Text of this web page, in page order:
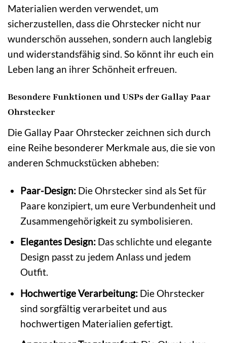
Materialien werden verwendet, um
sicherzustellen, dass die Ohrstecker nicht nur
wunderschön aussehen, sondern auch langlebig
und widerstandsfähig sind. So könnt ihr euch ein
Leben lang an ihrer Schönheit erfreuen.
Besondere Funktionen und USPs der Gallay Paar
Ohrstecker
Die Gallay Paar Ohrstecker zeichnen sich durch
eine Reihe besonderer Merkmale aus, die sie von
anderen Schmuckstücken abheben:
Paar-Design:Die Ohrstecker sind als Set für
Paare konzipiert, um eure Verbundenheit und
Zusammengehörigkeit zu symbolisieren.
Elegantes Design:Das schlichte und elegante
Design passt zu jedem Anlass und jedem
Outfit.
Hochwertige Verarbeitung:Die Ohrstecker
sind sorgfältig verarbeitet und aus
hochwertigen Materialien gefertigt.